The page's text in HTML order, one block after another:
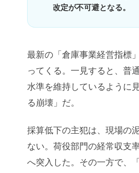
改定が不可避となる。
最新の「倉庫事業経営指標
ってくる。一見すると、普
水準を維持しているように
る崩壊」だ。
採算低下の主犯は、現場の
ない。荷役部門の経常収支
へ突入した。その一方で、